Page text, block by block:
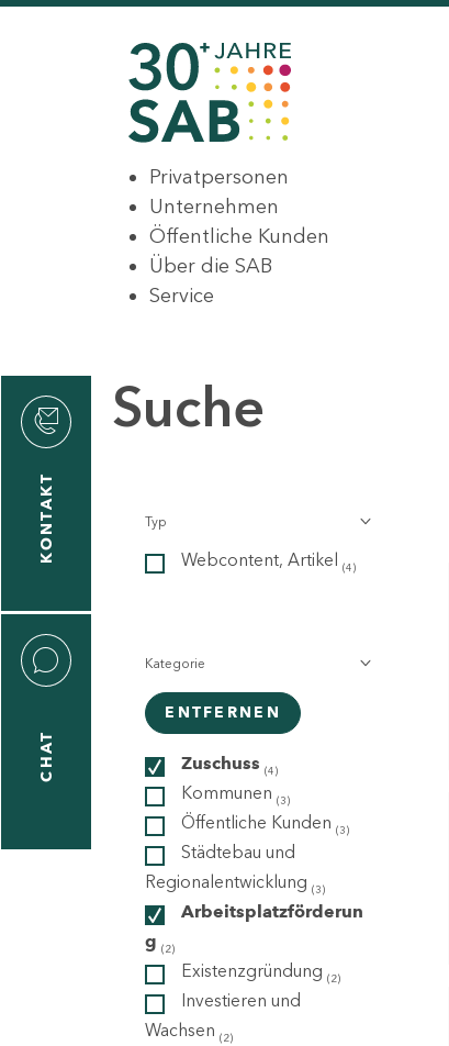
Privatpersonen
Unternehmen
Öffentliche Kunden
Über die SAB
Service
KONTAKT
CHAT
Suche
Typ
Webcontent, Artikel (4)
Kategorie
ENTFERNEN
Zuschuss (4)
Kommunen (3)
Öffentliche Kunden (3)
Städtebau und
Regionalentwicklung (3)
Arbeitsplatzförderun
g (2)
Existenzgründung (2)
Investieren und
Wachsen (2)